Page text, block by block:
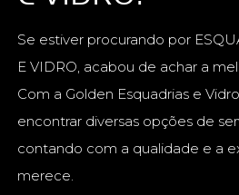
Se estiver procurando por
E VIDRO, acabou de achar a
Com a Golden Esquadrias e
encontrar diversas opções de
contando com a qualidade e a
merece.